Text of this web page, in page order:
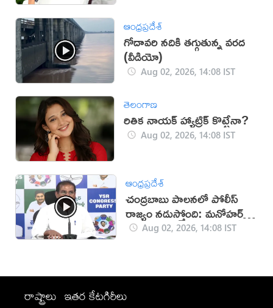
ఆంధ్రప్రదేశ్
గోదావరి నదికి తగ్గుతున్న వరద
(వీడియో)
Aug 02, 2026, 14:08 IST
తెలంగాణ
రితిక నాయక్ హ్యాట్రిక్ కొట్టేనా?
Aug 02, 2026, 14:08 IST
ఆంధ్రప్రదేశ్
చంద్రబాబు పాలనలో పోలీస్
రాజ్యం నడుస్తోంది: మనోహర్
రెడ్డి Aug 02, 2026, 14:08 IST
రాష్ట్రాలు ఇతర కేటగిరీలు